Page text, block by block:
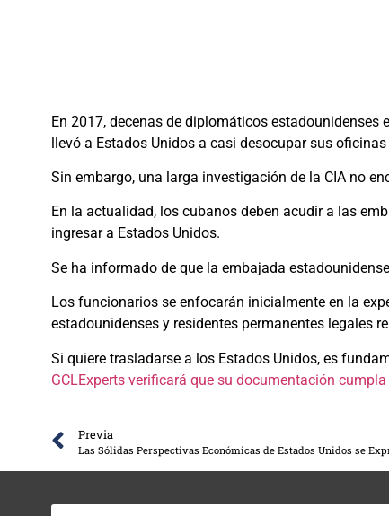
En 2017, decenas de diplomáticos estadounidenses
llevó a Estados Unidos a casi desocupar sus
Sin embargo, una larga investigación de la CIA no
En la actualidad, los cubanos deben acudir a las
ingresar a Estados Unidos.
Se ha informado de que la embajada
Los funcionarios se enfocarán inicialmente en la
estadounidenses y residentes permanentes legales
Si quiere trasladarse a los Estados Unidos, es
GCLExperts verificará que su documentación
Previa
Las Sólidas Perspectivas Económicas de Estados Unidos se